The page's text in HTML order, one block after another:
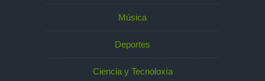
Música
Deportes
Ciencia y Tecnoloxía